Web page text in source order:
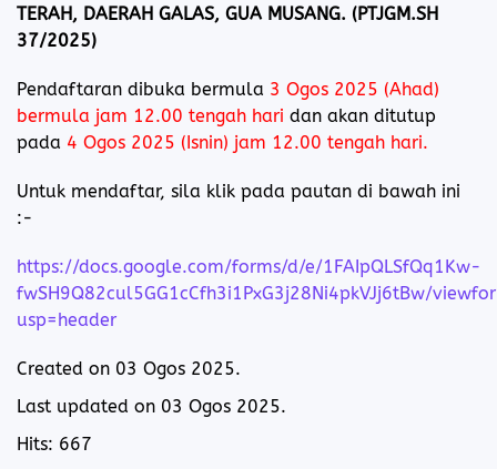
TERAH, DAERAH GALAS, GUA MUSANG. (PTJGM.SH
37/2025)
Pendaftaran dibuka bermula 3 Ogos 2025 (Ahad)
bermula jam 12.00 tengah hari dan akan ditutup
pada 4 Ogos 2025 (Isnin) jam 12.00 tengah hari.
Untuk mendaftar, sila klik pada pautan di bawah ini
:-
https://docs.google.com/forms/d/e/1FAIpQLSfQq1Kw-
fwSH9Q82cul5GG1cCfh3i1PxG3j28Ni4pkVJj6tBw/
usp=header
Created on 03 Ogos 2025.
Last updated on 03 Ogos 2025.
Hits: 667